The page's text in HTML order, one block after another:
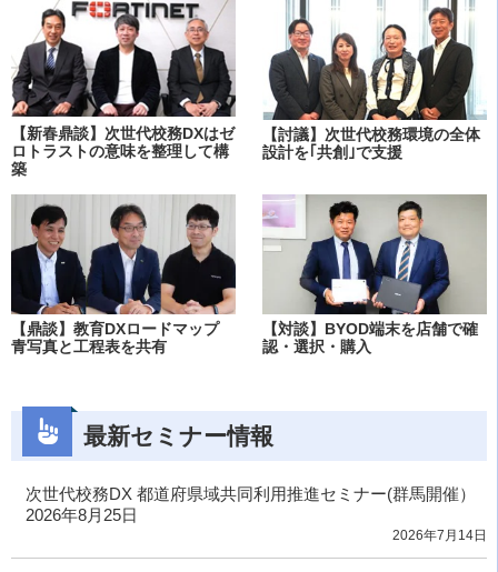
【新春鼎談】次世代校務DXはゼ
ロトラストの意味を整理して構
築
【討議】次世代校務環境の全体
設計を｢共創｣で支援
【鼎談】教育DXロードマップ
青写真と工程表を共有
【対談】BYOD端末を店舗で確
認・選択・購入
最新セミナー情報
次世代校務DX 都道府県域共同利用推進セミナー(群馬開催）
2026年8月25日
2026年7月14日